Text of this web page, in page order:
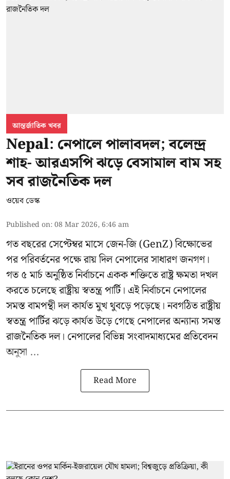
আন্তর্জাতিক খবর
Nepal: নেপালে পালাবদল; বলেন্দ্র
শাহ- আরএসপি ঝড়ে বেসামাল বাম সহ
সব রাজনৈতিক দল
ওয়েব ডেস্ক
Published on:08 Mar 2026, 6:46 am
গত বছরের সেপ্টেম্বর মাসে জেন-জি (GenZ) বিক্ষোভের
পর পরিবর্তনের পক্ষে রায় দিল নেপালের সাধারণ জনগণ।
গত ৫ মার্চ অনুষ্ঠিত নির্বাচনে একক শক্তিতে রাষ্ট্র ক্ষমতা দখল
করতে চলেছে রাষ্ট্রীয় স্বতন্ত্র পার্টি। এই নির্বাচনে নেপালের
সমস্ত বামপন্থী দল কার্যত মুখ থুবড়ে পড়েছে। নবগঠিত রাষ্ট্রীয়
স্বতন্ত্র পার্টির ঝড়ে কার্যত উড়ে গেছে নেপালের অন্যান্য সমস্ত
রাজনৈতিক দল। নেপালের বিভিন্ন সংবাদমাধ্যমের প্রতিবেদন
অনুসা ...
Read More